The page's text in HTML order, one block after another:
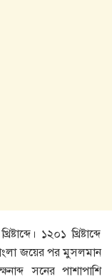
১২০১ খ্রিষ্টাব্দে
জয়ের পর মুসলমান
সনের পাশাপাশি